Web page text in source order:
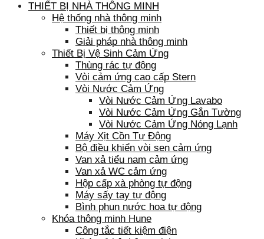
THIẾT BỊ NHÀ THÔNG MINH
Hệ thống nhà thông minh
Thiết bị thông minh
Giải pháp nhà thông minh
Thiết Bị Vệ Sinh Cảm Ứng
Thùng rác tự động
Vòi cảm ứng cao cấp Stern
Vòi Nước Cảm Ứng
Vòi Nước Cảm Ứng Lavabo
Vòi Nước Cảm Ứng Gắn Tường
Vòi Nước Cảm Ứng Nóng Lạnh
Máy Xịt Cồn Tự Động
Bộ điều khiển vòi sen cảm ứng
Van xả tiểu nam cảm ứng
Van xả WC cảm ứng
Hộp cấp xà phòng tự động
Máy sấy tay tự động
Bình phun nước hoa tự động
Khóa thông minh Hune
Công tắc tiết kiệm điện